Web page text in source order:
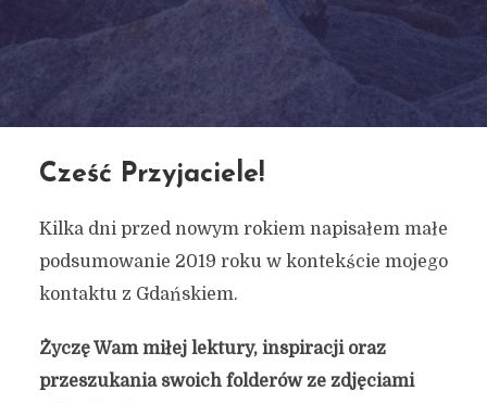
Cześć Przyjaciele!
Kilka dni przed nowym rokiem napisałem małe
podsumowanie 2019 roku w kontekście mojego
kontaktu z Gdańskiem.
Życzę Wam miłej lektury, inspiracji oraz
przeszukania swoich folderów ze zdjęciami